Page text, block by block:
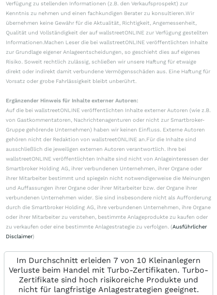
Verfügung zu stellenden Informationen (z.B. den Verkaufsprospekt) zur
Kenntnis zu nehmen und einen fachkundigen Berater zu konsultieren.Wir
übernehmen keine Gewähr für die Aktualität, Richtigkeit, Angemessenheit,
Qualität und Vollständigkeit der auf wallstreetONLINE zur Verfügung gestellten
Informationen.Machen Leser die bei wallstreetONLINE veröffentlichten Inhalte
zur Grundlage eigener Anlageentscheidungen, so geschieht dies auf eigenes
Risiko. Soweit rechtlich zulässig, schließen wir unsere Haftung für etwaige
direkt oder indirekt damit verbundene Vermögensschäden aus. Eine Haftung für
Vorsatz oder grobe Fahrlässigkeit bleibt unberührt.
Ergänzender Hinweis für Inhalte externer Autoren:
Auf die bei wallstreetONLINE veröffentlichten Inhalte externer Autoren (wie z.B.
von Gastkommentatoren, Nachrichtenagenturen oder nicht zur Smartbroker-
Gruppe gehörende Unternehmen) haben wir keinen Einfluss. Externe Autoren
gehören nicht der Redaktion von wallstreetONLINE an.Für die Inhalte sind
ausschließlich die jeweiligen externen Autoren verantwortlich. Ihre bei
wallstreetONLINE veröffentlichten Inhalte sind nicht von Anlageinteressen der
Smartbroker Holding AG, ihrer verbundenen Unternehmen, ihrer Organe oder
ihrer Mitarbeiter bestimmt und spiegeln nicht notwendigerweise die Meinungen
und Auffassungen ihrer Organe oder ihrer Mitarbeiter bzw. der Organe ihrer
verbundenen Unternehmen wider. Sie sind insbesondere nicht als Aufforderung
durch die Smartbroker Holding AG, ihre verbundenen Unternehmen, ihre Organe
oder ihrer Mitarbeiter zu verstehen, bestimmte Anlageprodukte zu kaufen oder
zu verkaufen oder eine bestimmte Anlagestrategie zu verfolgen. (Ausführlicher
Disclaimer)
Im Durchschnitt erleiden 7 von 10 Kleinanlegern
Verluste beim Handel mit Turbo-Zertifikaten. Turbo-
Zertifikate sind hoch risikoreiche Produkte und
nicht für langfristige Anlagestrategien geeignet.